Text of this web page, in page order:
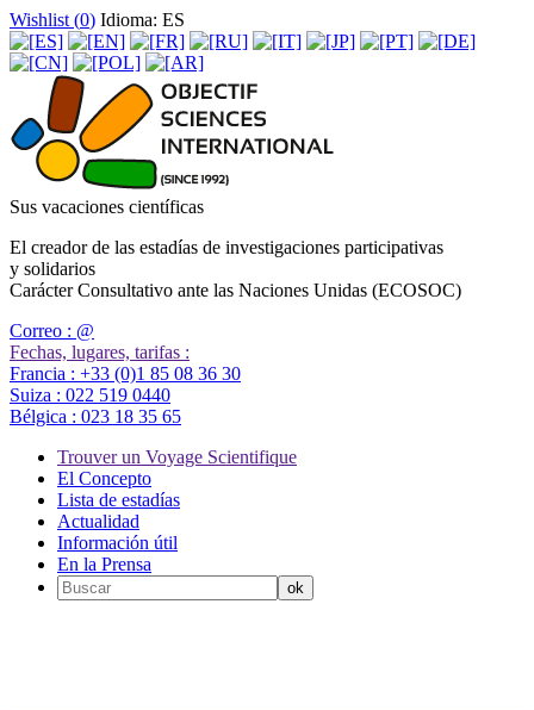
Wishlist (0) Idioma: ES
Sus vacaciones científicas
El creador de las estadías de investigaciones participativas
y solidarios
Carácter Consultativo ante las Naciones Unidas (ECOSOC)
Correo : @
Fechas, lugares, tarifas :
Francia : +33 (0)1 85 08 36 30
Suiza : 022 519 0440
Bélgica : 023 18 35 65
Trouver un Voyage Scientifique
El Concepto
Lista de estadías
Actualidad
Información útil
En la Prensa